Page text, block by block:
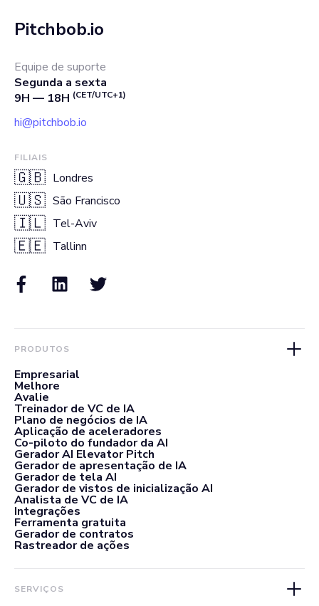
Pitchbob.io
Equipe de suporte
Segunda a sexta
9H — 18H (CET/UTC+1)
hi@pitchbob.io
FILIAIS
🇬🇧 Londres
🇺🇸 São Francisco
🇮🇱 Tel-Aviv
🇪🇪 Tallinn
PRODUTOS
Empresarial
Melhore
Avalie
Treinador de VC de IA
Plano de negócios de IA
Aplicação de aceleradores
Co-piloto do fundador da AI
Gerador AI Elevator Pitch
Gerador de apresentação de IA
Gerador de tela AI
Gerador de vistos de inicialização AI
Analista de VC de IA
Integrações
Ferramenta gratuita
Gerador de contratos
Rastreador de ações
SERVIÇOS